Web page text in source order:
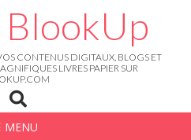
BlookUp
CONTENUS DIGITAUX, BLOGS ET
LIVRES PAPIER SUR
MENU